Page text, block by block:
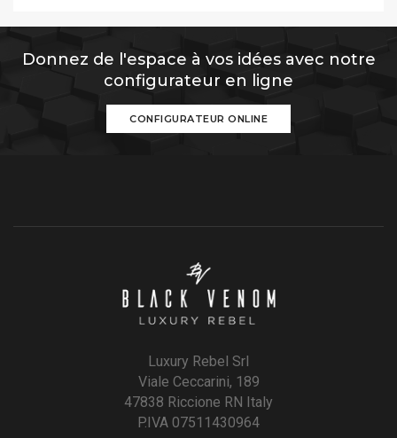
Donnez de l'espace à vos idées avec notre
configurateur en ligne
CONFIGURATEUR ONLINE
Luxury Rebel Srl
Viale Ceccarini, 189
47838 Riccione RN Italy
P.IVA 07511430964